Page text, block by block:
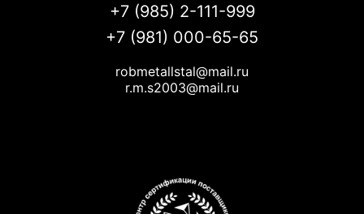
+7 (985) 2-111-999
+7 (981) 000-65-65
robmetallstal@mail.ru
r.m.s2003@mail.ru